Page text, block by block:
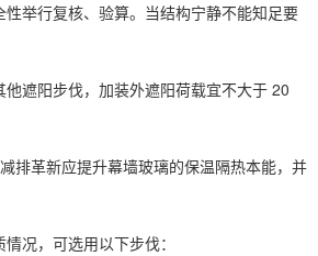
举行复核、验算。当结构宁静不能知足要
遮阳步伐，加装外遮阳荷载宜不大于 20
排革新应提升幕墙玻璃的保温隔热本能，并
况，可选用以下步伐：